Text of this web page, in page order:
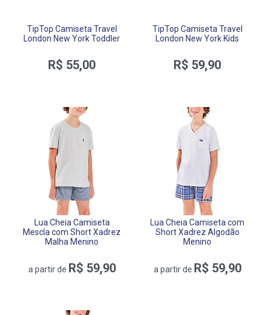
TipTop Camiseta Travel
London New York Toddler
R$ 55,00
TipTop Camiseta Travel
London New York Kids
R$ 59,90
Lua Cheia Camiseta
Mescla com Short Xadrez
Malha Menino
a partir de R$ 59,90
Lua Cheia Camiseta com
Short Xadrez Algodão
Menino
a partir de R$ 59,90